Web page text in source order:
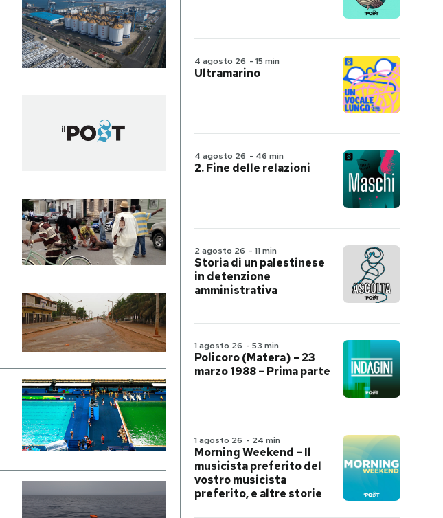
4 agosto 26 - 15 min
Ultramarino
4 agosto 26 - 46 min
2. Fine delle relazioni
2 agosto 26 - 11 min
Storia di un palestinese
in detenzione
amministrativa
1 agosto 26 - 53 min
Policoro (Matera) – 23
marzo 1988 – Prima parte
1 agosto 26 - 24 min
Morning Weekend – Il
musicista preferito del
vostro musicista
preferito, e altre storie